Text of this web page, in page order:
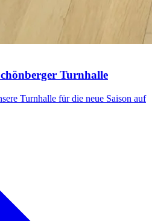
Turnhalle
Turnhalle für die neue Saison auf